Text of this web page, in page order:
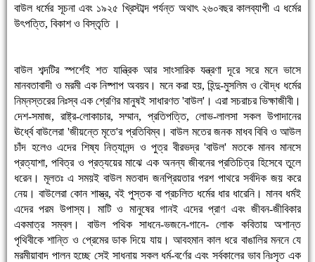
বাউল ধর্মের সূচনা এবং ১৯২৫ খ্রিস্টাব্দ পর্যন্ত অথাৎ ২৬০বছর কালব্যাপী এ ধর্মের
উৎপত্তি, বিকাশ ও বিস্তৃতি ।
বাউল শব্দটির স্পর্শেই শত যান্ত্রিক আর সাংসারিক যন্ত্রণা দূরে সরে মনে ভাসে
মানবতাবাদী ও মরমী এক নিষ্পাপ অবয়ব। মনে করা হয়, হিন্দু-মুসলিম ও বৌদ্ধ ধর্মের
নিম্নস্তরের নিঃস্ব এক শ্রেণির মানুষই সাধারণত 'বাউল'। এরা সচরাচর ভিক্ষাজীবী।
দেশ-সমাজ, রাষ্ট্র-লোকাচার, সম্মান, প্রতিপত্তি, লোভ-লালসা সকল উপাদানের
ঊর্ধ্বে বাউলেরা 'জীয়ন্তে মৃতে'র প্রতিবিম্ব। বাউল মতের জনক মাধব বিবি ও আউল
চাঁদ হলেও এদের শিষ্য নিত্যানন্দ ও পুত্র বীরভদ্র 'বাউল' মতকে মানব মানসে
প্রত্যাশা, পবিত্র ও প্রত্যয়ের মাঝে এক অনন্য জীবনের প্রতিচিত্র হিসেবে তুলে
ধরেন। মূলতঃ এ সময়ই বাউল মতবাদ জনপ্রিয়তার পরশ পাথরে সর্বদিক জয় করে
নেয়। বাউলেরা কোন শাস্ত্র, বই পুস্তক বা প্রচলিত ধর্মের ধার ধারেনি। মানব ধর্মই
এদের পরম উপাস্য। মাটি ও মানুষের গানই এদের প্রাণ এবং জীবন-জীবিকার
একমাত্র সম্বল। বাউল পথিক সাধনে-ভজনে-গানে- লোক কবিতায় অশান্ত
পৃথিবীকে শান্তি ও প্রেমের ডাক দিয়ে যায়। আবহমান কাল ধরে বাঙালির মননে যে
মরমীয়াবাদ পালন হচ্ছে সেই সাধনায় সকল ধর্ম-বর্ণের এবং সর্বকালের ভাব নিঃসৃত এক